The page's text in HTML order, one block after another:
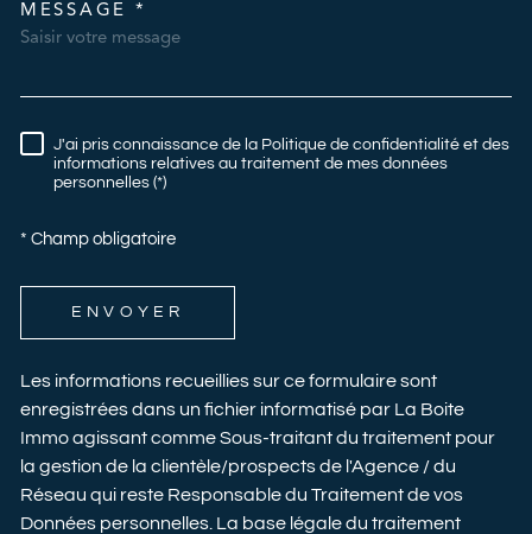
MESSAGE *
RÈGLEMENTATION
J'ai pris connaissance de la Politique de confidentialité et des
informations relatives au traitement de mes données
personnelles (*)
* Champ obligatoire
ENVOYER
Les informations recueillies sur ce formulaire sont
enregistrées dans un fichier informatisé par La Boite
Immo agissant comme Sous-traitant du traitement pour
la gestion de la clientèle/prospects de l'Agence / du
Réseau qui reste Responsable du Traitement de vos
Données personnelles. La base légale du traitement